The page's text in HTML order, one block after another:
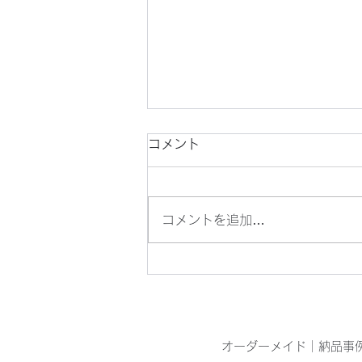
目の青いオニヤンマを見つけ
コメント
コメントを追加…
オーダーメイド 納品事